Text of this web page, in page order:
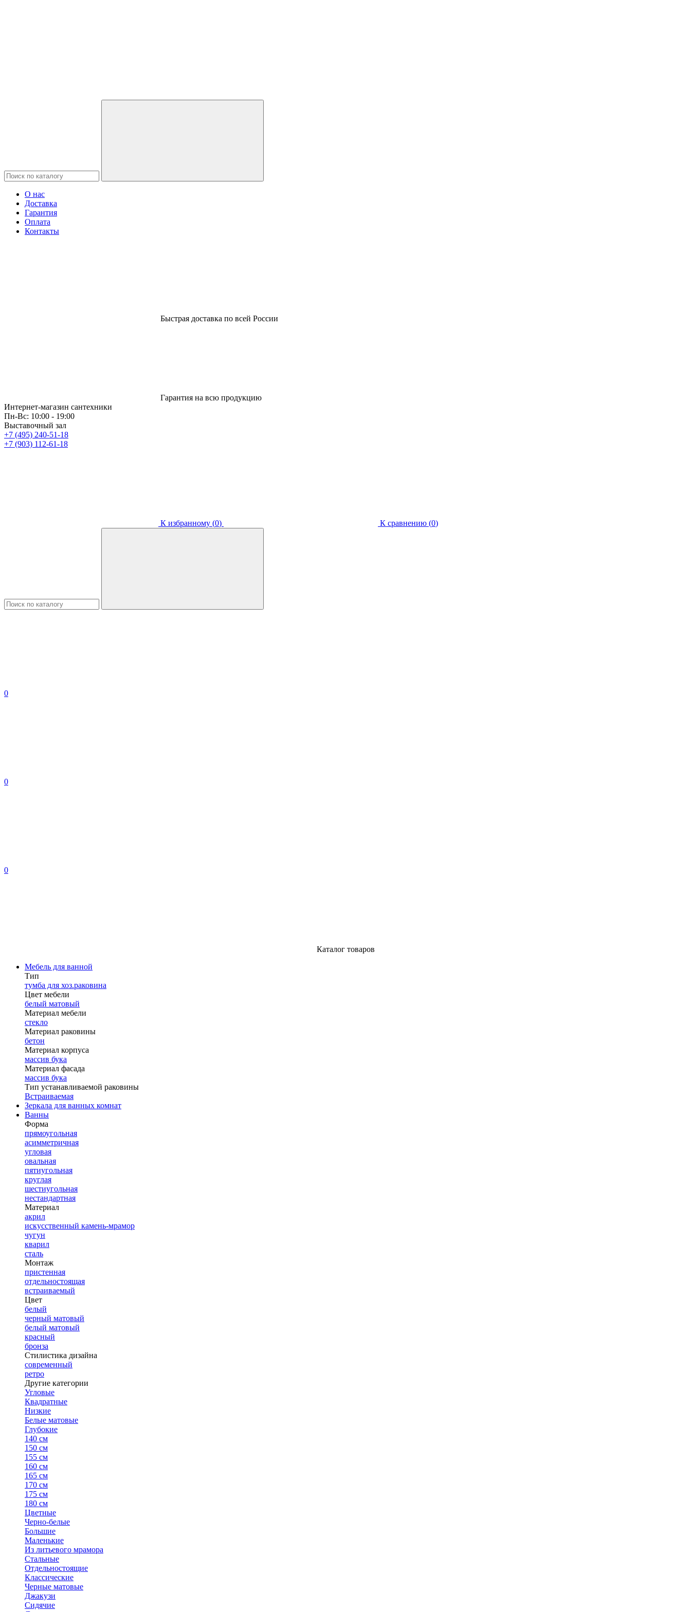
О нас
Доставка
Гарантия
Оплата
Контакты
Быстрая доставка по всей России
Гарантия на всю продукцию
Интернет-магазин сантехники
Пн-Вс: 10:00 - 19:00
Выставочный зал
+7 (495) 240-51-18
+7 (903) 112-61-18
К избранному (0) К сравнению (0)
0
0
0
Каталог товаров
Мебель для ванной
Тип
тумба для хоз.раковина
Цвет мебели
белый матовый
Материал мебели
стекло
Материал раковины
бетон
Материал корпуса
массив бука
Материал фасада
массив бука
Тип устанавливаемой раковины
Встраиваемая
Зеркала для ванных комнат
Ванны
Форма
прямоугольная
асимметричная
угловая
овальная
пятиугольная
круглая
шестиугольная
нестандартная
Материал
акрил
искусственный камень-мрамор
чугун
кварил
сталь
Монтаж
пристенная
отдельностоящая
встраиваемый
Цвет
белый
черный матовый
белый матовый
красный
бронза
Стилистика дизайна
современный
ретро
Другие категории
Угловые
Квадратные
Низкие
Белые матовые
Глубокие
140 см
150 см
155 см
160 см
165 см
170 см
175 см
180 см
Цветные
Черно-белые
Большие
Маленькие
Из литьевого мрамора
Стальные
Отдельностоящие
Классические
Черные матовые
Джакузи
Сидячие